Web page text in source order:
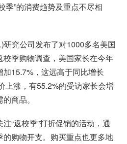
季”的消费趋势及重点不尽相
究公司发布了对1000多名美国
季购物调查，美国家长在今年
15.7%，这远高于同比增长
上涨，有55.2%的受访家长会增
商品。
“返校季”打折促销的活动，通
购物开支。购买重点也更多地